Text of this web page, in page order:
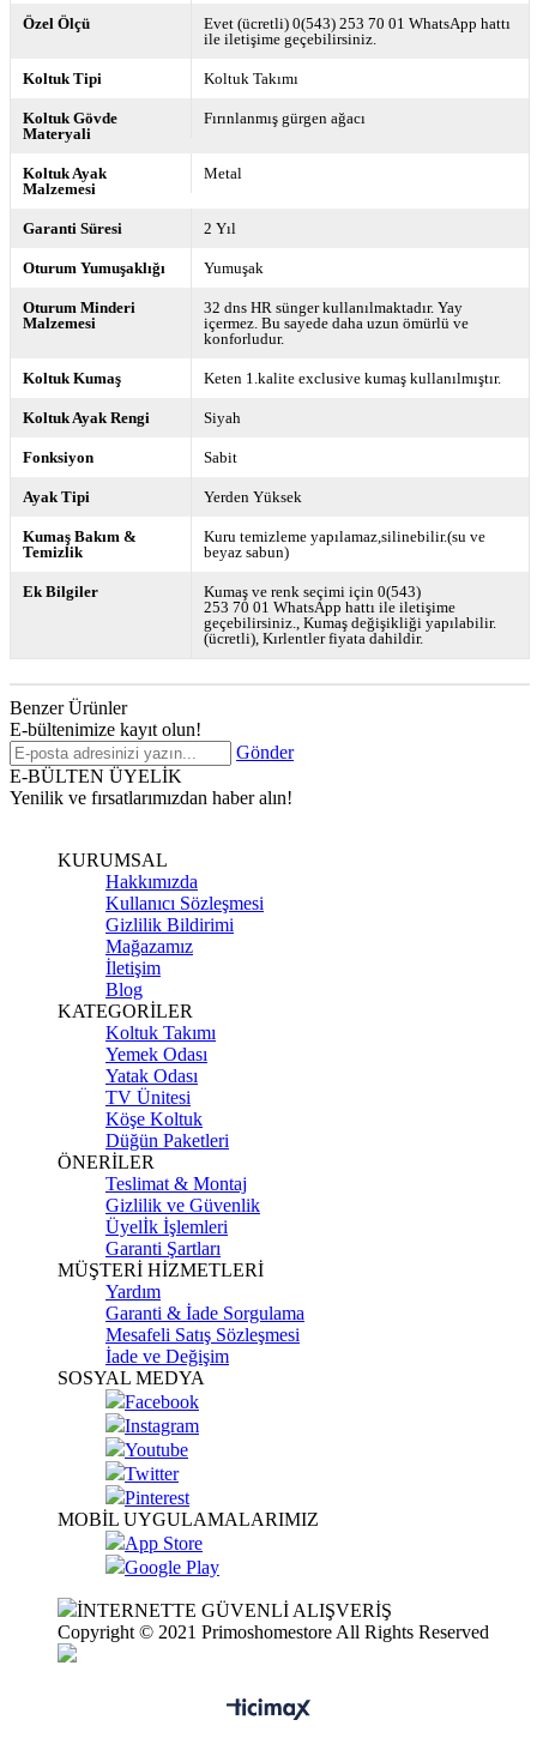
Özel Ölçü
Evet (ücretli) 0(543) 253 70 01 WhatsApp hattı
ile iletişime geçebilirsiniz.
Koltuk Tipi Koltuk Takımı
Koltuk Gövde
Materyali
Fırınlanmış gürgen ağacı
Koltuk Ayak
Malzemesi
Metal
Garanti Süresi 2 Yıl
Oturum Yumuşaklığı Yumuşak
Oturum Minderi
Malzemesi
32 dns HR sünger kullanılmaktadır. Yay
içermez. Bu sayede daha uzun ömürlü ve
konforludur.
Koltuk Kumaş Keten 1.kalite exclusive kumaş kullanılmıştır.
Koltuk Ayak Rengi Siyah
Fonksiyon Sabit
Ayak Tipi Yerden Yüksek
Kumaş Bakım &
Temizlik
Kuru temizleme yapılamaz,silinebilir.(su ve
beyaz sabun)
Ek Bilgiler
Kumaş ve renk seçimi için 0(543)
253 70 01 WhatsApp hattı ile iletişime
geçebilirsiniz. Kumaş değişikliği yapılabilir.
(ücretli) Kırlentler fiyata dahildir.
Benzer Ürünler
E-bültenimize kayıt olun!
Gönder
E-BÜLTEN ÜYELİK
Yenilik ve fırsatlarımızdan haber alın!
KURUMSAL
Hakkımızda
Kullanıcı Sözleşmesi
Gizlilik Bildirimi
Mağazamız
İletişim
Blog
KATEGORİLER
Koltuk Takımı
Yemek Odası
Yatak Odası
TV Ünitesi
Köşe Koltuk
Düğün Paketleri
ÖNERİLER
Teslimat & Montaj
Gizlilik ve Güvenlik
Üyelİk İşlemleri
Garanti Şartları
MÜŞTERİ HİZMETLERİ
Yardım
Garanti & İade Sorgulama
Mesafeli Satış Sözleşmesi
İade ve Değişim
SOSYAL MEDYA
Facebook
Instagram
Youtube
Twitter
Pinterest
MOBİL UYGULAMALARIMIZ
App Store
Google Play
İNTERNETTE GÜVENLİ ALIŞVERİŞ
Copyright © 2021 Primoshomestore All Rights Reserved